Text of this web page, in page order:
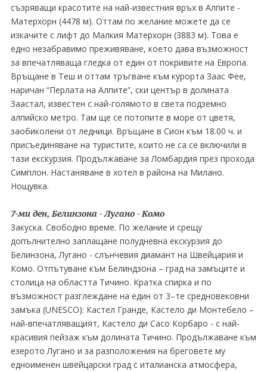
съзряващи красотите на най-известния връх в Алпите -
Матерхорн (4478 м). Оттам по желание можете да се
изкачите с лифт до Малкия Матерхорн (3883 м). Това е
едно незабравимо преживяване, което дава възможност
за впечатляваща гледка от един от покривите на Европа.
Връщане в Теш и оттам тръгване към курорта Заас Фее,
наричан “Перлата на Алпите”, ски център в долината
Заастал, известен с най-голямото в света подземно
алпийско метро. Там ще се потопите в море от цветя,
заобиколени от ледници. Връщане в Сион към 18.00 ч. и
присъединяване на туристите, които не са се включили в
тази екскурзия. Продължаване за Ломбардия през прохода
Симплон. Настаняване в хотел в района на Милано.
Нощувка.
7-ми ден, Белинзона - Лугано - Комо
Закуска. Свободно време. По желание и срещу
допълнително заплащане полудневна екскурзия до
Белинзона, Лугано - слънчевия диамант на Швейцария и
Комо. Отпътуване към Белиндзона – град на замъците и
столица на областта Тичино. Кратка спирка и по
възможност разглеждане на един от 3–те средновековни
замъка (UNESCO): Кастел Гранде, Кастело ди Монтебело –
най-впечатляващият, Кастело ди Сасо Корбаро - с най-
красивия пейзаж към долината Тичино. Продължаване към
езерото Лугано и за разположeния на бреговете му
едноименен швейцарски град с италианска атмосфера,